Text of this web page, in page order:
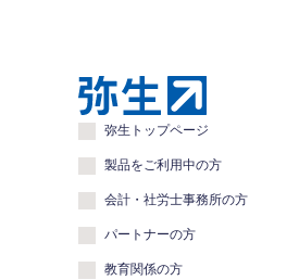
弥生トップページ
製品をご利用中の方
会計・社労士事務所の方
パートナーの方
教育関係の方